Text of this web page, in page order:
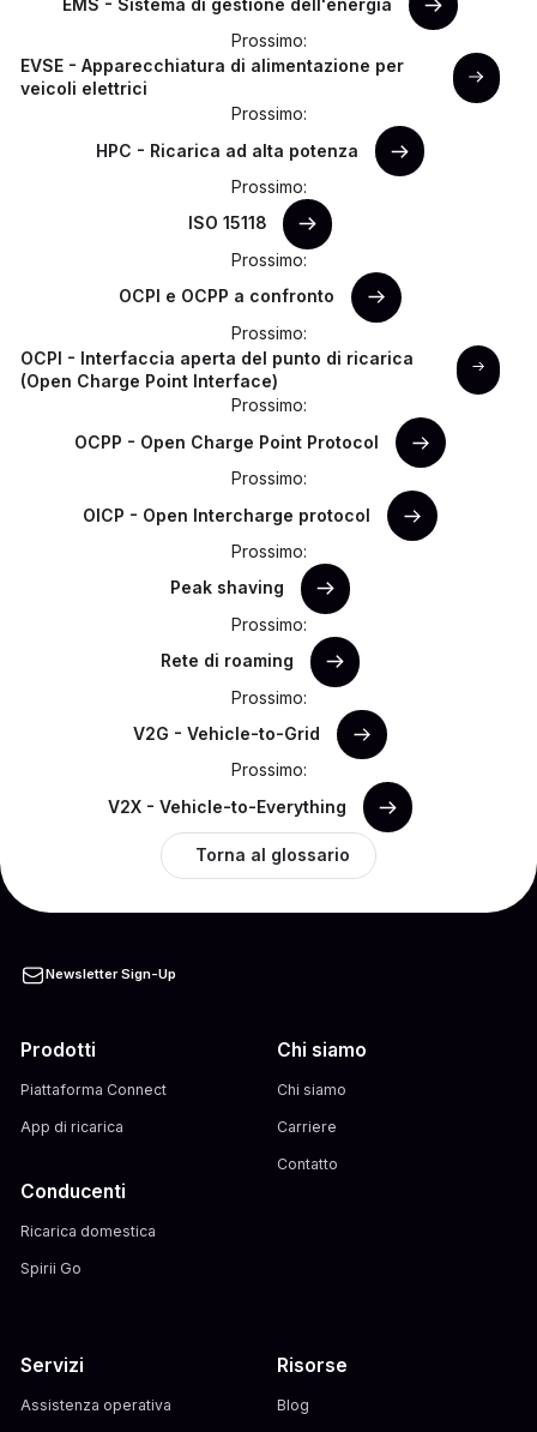
EMS - Sistema di gestione dell'energia
Prossimo:
EVSE - Apparecchiatura di alimentazione per
veicoli elettrici
Prossimo:
HPC - Ricarica ad alta potenza
Prossimo:
ISO 15118
Prossimo:
OCPI e OCPP a confronto
Prossimo:
OCPI - Interfaccia aperta del punto di ricarica
(Open Charge Point Interface)
Prossimo:
OCPP - Open Charge Point Protocol
Prossimo:
OICP - Open Intercharge protocol
Prossimo:
Peak shaving
Prossimo:
Rete di roaming
Prossimo:
V2G - Vehicle-to-Grid
Prossimo:
V2X - Vehicle-to-Everything
Torna al glossario
Newsletter Sign-Up
Prodotti
Piattaforma Connect
App di ricarica
Conducenti
Ricarica domestica
Spirii Go
Chi siamo
Chi siamo
Carriere
Contatto
Servizi
Assistenza operativa
Risorse
Blog